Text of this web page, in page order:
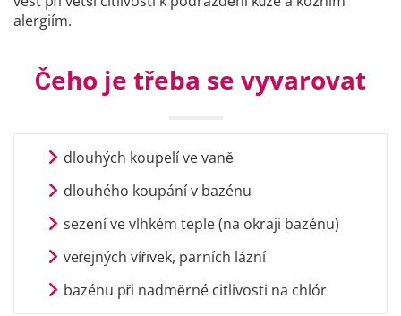
alergiím.
Čeho je třeba se vyvarovat
dlouhých koupelí ve vaně
dlouhého koupání v bazénu
sezení ve vlhkém teple (na okraji bazénu)
veřejných vířivek, parních lázní
bazénu při nadměrné citlivosti na chlór